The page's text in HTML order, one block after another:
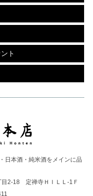
ト
日本酒・純米酒をメインに品
2-18 定禅寺ＨＩＬＬ-1Ｆ